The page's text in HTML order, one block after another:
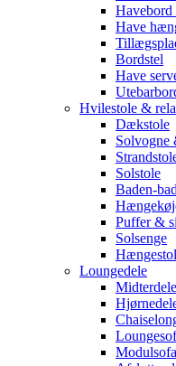
Havebord
Have
Bordstel
Have
Hvilestole &
Dækstole
Solvogne
Solstole
Baden-
Puffer &
Solsenge
Loungedele
Midterdele